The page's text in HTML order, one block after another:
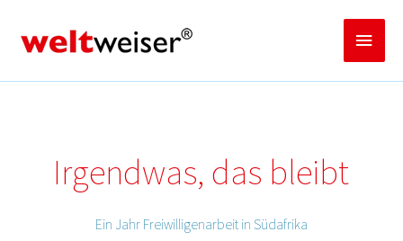
springen
Irgendwas, das bleibt
Ein Jahr Freiwilligenarbeit in Südafrika